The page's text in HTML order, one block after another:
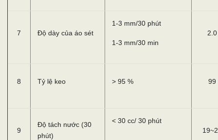
7 Độ dày của áo sét
1-3 mm/30 phút
1-3 mm/30 min
2.0
8 Tỷ lệ keo > 95 % 99
9
Độ tách nước (30
phút)
< 30 cc/ 30 phút